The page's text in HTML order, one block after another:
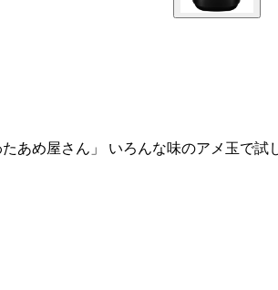
あめ屋さん」 いろんな味のアメ玉で